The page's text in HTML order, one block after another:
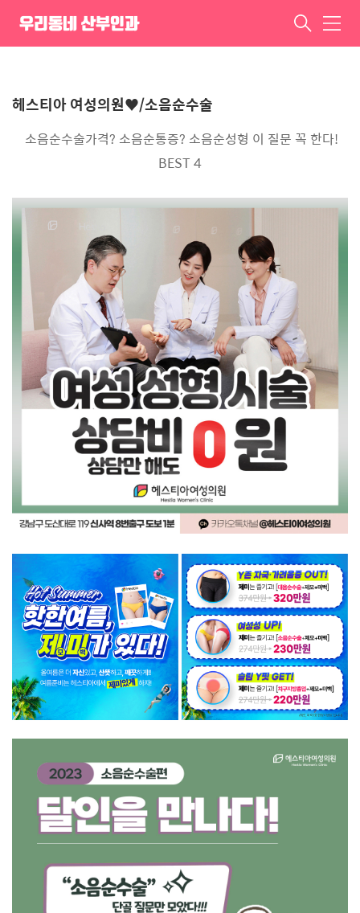
우리동네 산부인과 메
뉴
소음순성형 이 질문 꼭 한다!
BEST 4
ㆍ
헤스티아 여성의원♥/소음순수술
소음순수술가격? 소음순통증? 소음순성형 이 질문 꼭 한다!
BEST 4